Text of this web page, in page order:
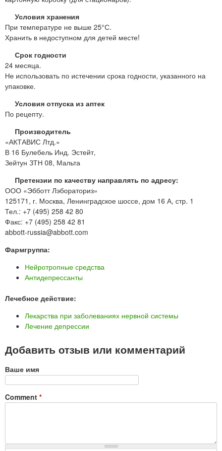
Условия хранения
При температуре не выше 25°С.
Хранить в недоступном для детей месте!
Срок годности
24 месяца.
Не использовать по истечении срока годности, указанного на
упаковке.
Условия отпуска из аптек
По рецепту.
Производитель
«АКТАВИС Лтд.»
В 16 Булебель Инд. Эстейт,
Зейтун ЗТН 08, Мальта
Претензии по качеству направлять по адресу:
ООО «Эбботт Лэбораториз»
125171, г. Москва, Ленинградское шоссе, дом 16 А, стр. 1
Тел.: +7 (495) 258 42 80
Факс: +7 (495) 258 42 81
abbott-russia@abbott.com
Фармгруппа:
Нейротропные средства
Антидепрессанты
Лечебное действие:
Лекарства при заболеваниях нервной системы
Лечение депрессии
Добавить отзыв или комментарий
Ваше имя
Comment *